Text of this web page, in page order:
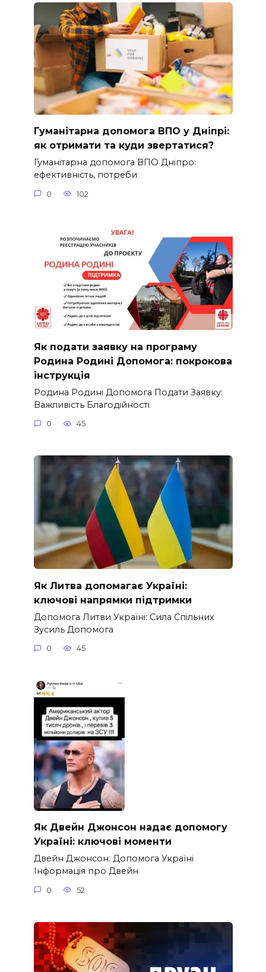
Гуманітарна допомога ВПО у Дніпрі:
як отримати та куди звертатися?
Гуманітарна допомога ВПО Дніпро:
ефективність, потреби
0 102
Як подати заявку на програму
Родина Родині Допомога: покрокова
інструкція
Родина Родині Допомога Подати Заявку:
Важливість Благодійності
0 45
Як Литва допомагає Україні:
ключові напрямки підтримки
Допомога Литви Україні: Сила Спільних
Зусиль Допомога
0 45
Як Двейн Джонсон надає допомогу
Україні: ключові моменти
Двейн Джонсон: Допомога Україні
Інформація про Двейн
0 52